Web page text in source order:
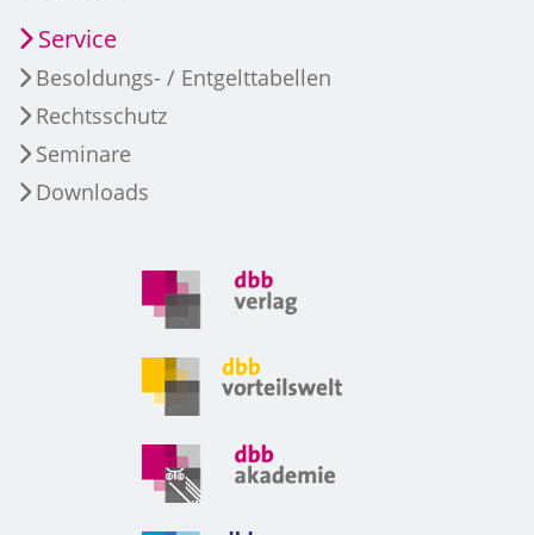
Service
Besoldungs- / Entgelttabellen
Rechtsschutz
Seminare
Downloads